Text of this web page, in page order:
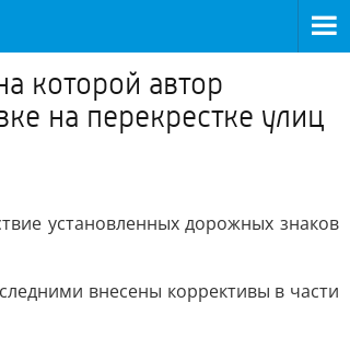
которой автор
на перекрестке улиц
установленных дорожных знаков
внесены коррективы в части